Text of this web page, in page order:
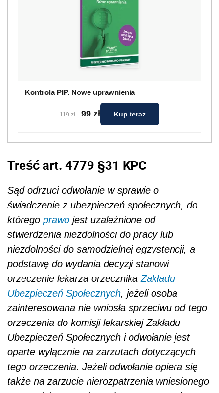
Kontrola PIP. Nowe uprawnienia
119 zł 99 zł Kup teraz
Treść art. 4779 §31 KPC
Sąd odrzuci odwołanie w sprawie o
świadczenie z ubezpieczeń społecznych, do
którego prawo jest uzależnione od
stwierdzenia niezdolności do pracy lub
niezdolności do samodzielnej egzystencji, a
podstawę do wydania decyzji stanowi
orzeczenie lekarza orzecznika Zakładu
Ubezpieczeń Społecznych, jeżeli osoba
zainteresowana nie wniosła sprzeciwu od tego
orzeczenia do komisji lekarskiej Zakładu
Ubezpieczeń Społecznych i odwołanie jest
oparte wyłącznie na zarzutach dotyczących
tego orzeczenia. Jeżeli odwołanie opiera się
także na zarzucie nierozpatrzenia wniesionego